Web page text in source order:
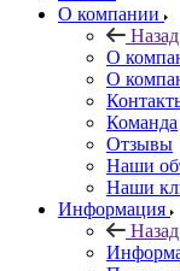
О компании
Назад
О
О
Команда
Отзывы
Наши
Наши
Информация
Назад